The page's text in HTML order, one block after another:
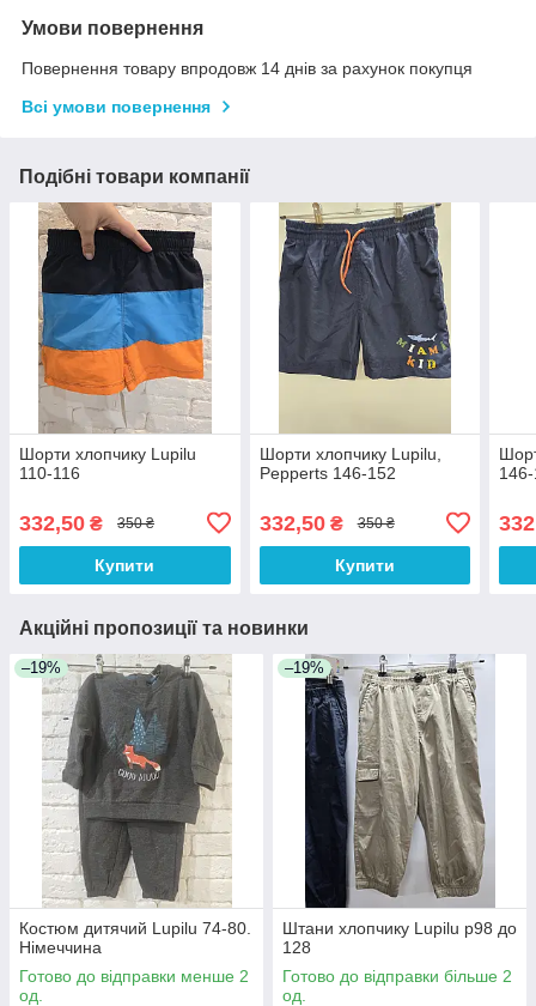
Умови повернення
Повернення товару впродовж 14 днів за рахунок покупця
Всі умови повернення
Подібні товари компанії
Шорти хлопчику Lupilu
110-116
332,50 ₴ 350 ₴
Купити
Шорти хлопчику Lupilu,
Pepperts 146-152
332,50₴ 350 ₴
Купити
Акційні пропозиції та новинки
–19%
Костюм дитячий Lupilu 74-80.
Німеччина
Готово до відправки менше 2
од.
–19%
Штани хлопчику Lupilu р98 до
128
Готово до відправки більше 2
од.